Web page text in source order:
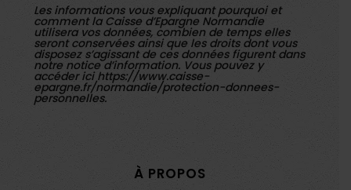
Les informations vous expliquant pourquoi et
comment la Caisse d’Epargne Normandie
utilisera vos données, combien de temps elles
seront conservées ainsi que les droits dont vous
disposez s’agissant de ces données figurent dans
notre notice d’information. Vous pouvez y
accéder ici https://www.caisse-
epargne.fr/normandie/protection-donnees-
personnelles.
À PROPOS